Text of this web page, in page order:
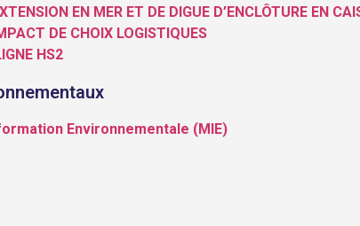
EN MER ET DE DIGUE D’ENCLÔTURE EN
DE CHOIX LOGISTIQUES
HS2
Environnementale (MIE)